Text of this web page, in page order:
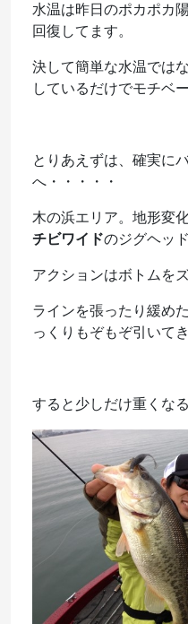
水温は昨日のポカポカ
回復してます。
決して簡単な水温で
しているだけでモチベ
とりあえずは、確実に
へ・・・・・
木の浜エリア。地形変
チビワイドのジグヘッ
アクションはボトムを
ラインを張ったり緩め
っくりもぞもぞ引いてき
すると少しだけ重くな